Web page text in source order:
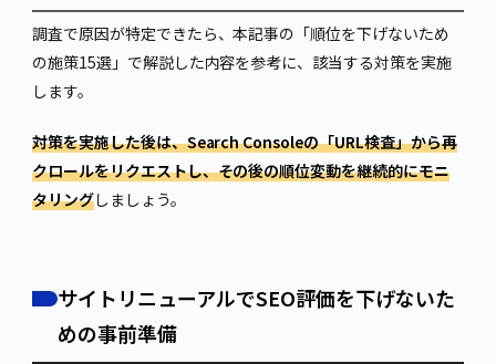
調査で原因が特定できたら、本記事の「順位を下げないため
の施策15選」で解説した内容を参考に、該当する対策を実施
します。
対策を実施した後は、Search Consoleの「URL検査」から再
クロールをリクエストし、その後の順位変動を継続的にモニ
タリングしましょう。
サイトリニューアルでSEO評価を下げないた
めの事前準備